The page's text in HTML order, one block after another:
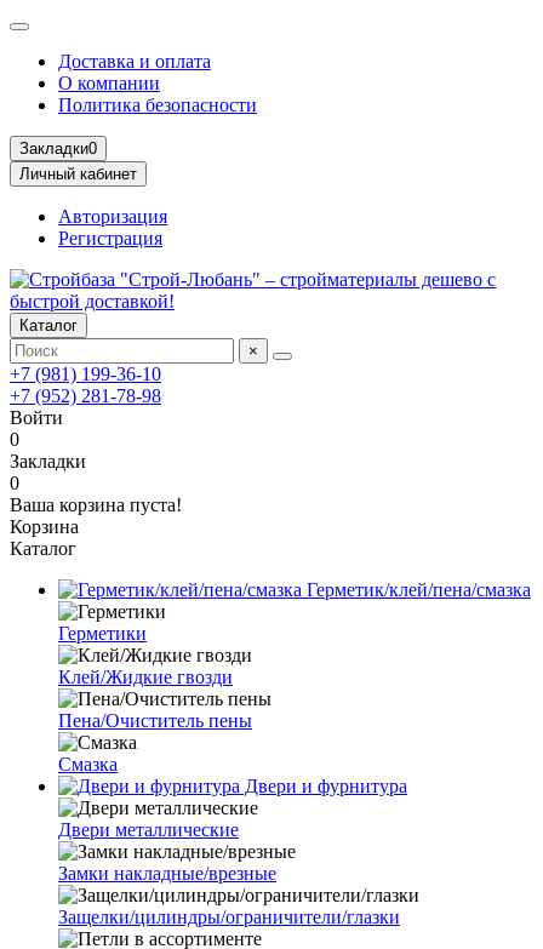
Доставка и оплата
О компании
Политика безопасности
Закладки0
Личный кабинет
Авторизация
Регистрация
Каталог
×
+7 (981) 199-36-10
+7 (952) 281-78-98
Войти
0
Закладки
0
Ваша корзина пуста!
Корзина
Каталог
Герметик/клей/пена/смазка
Герметики
Клей/Жидкие гвозди
Пена/Очиститель пены
Смазка
Двери и фурнитура
Двери металлические
Замки накладные/врезные
Защелки/цилиндры/ограничители/глазки